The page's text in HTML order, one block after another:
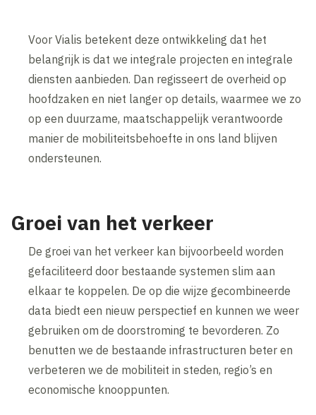
Voor Vialis betekent deze ontwikkeling dat het
belangrijk is dat we integrale projecten en integrale
diensten aanbieden. Dan regisseert de overheid op
hoofdzaken en niet langer op details, waarmee we zo
op een duurzame, maatschappelijk verantwoorde
manier de mobiliteitsbehoefte in ons land blijven
ondersteunen.
Groei van het verkeer
De groei van het verkeer kan bijvoorbeeld worden
gefaciliteerd door bestaande systemen slim aan
elkaar te koppelen. De op die wijze gecombineerde
data biedt een nieuw perspectief en kunnen we weer
gebruiken om de doorstroming te bevorderen. Zo
benutten we de bestaande infrastructuren beter en
verbeteren we de mobiliteit in steden, regio’s en
economische knooppunten.